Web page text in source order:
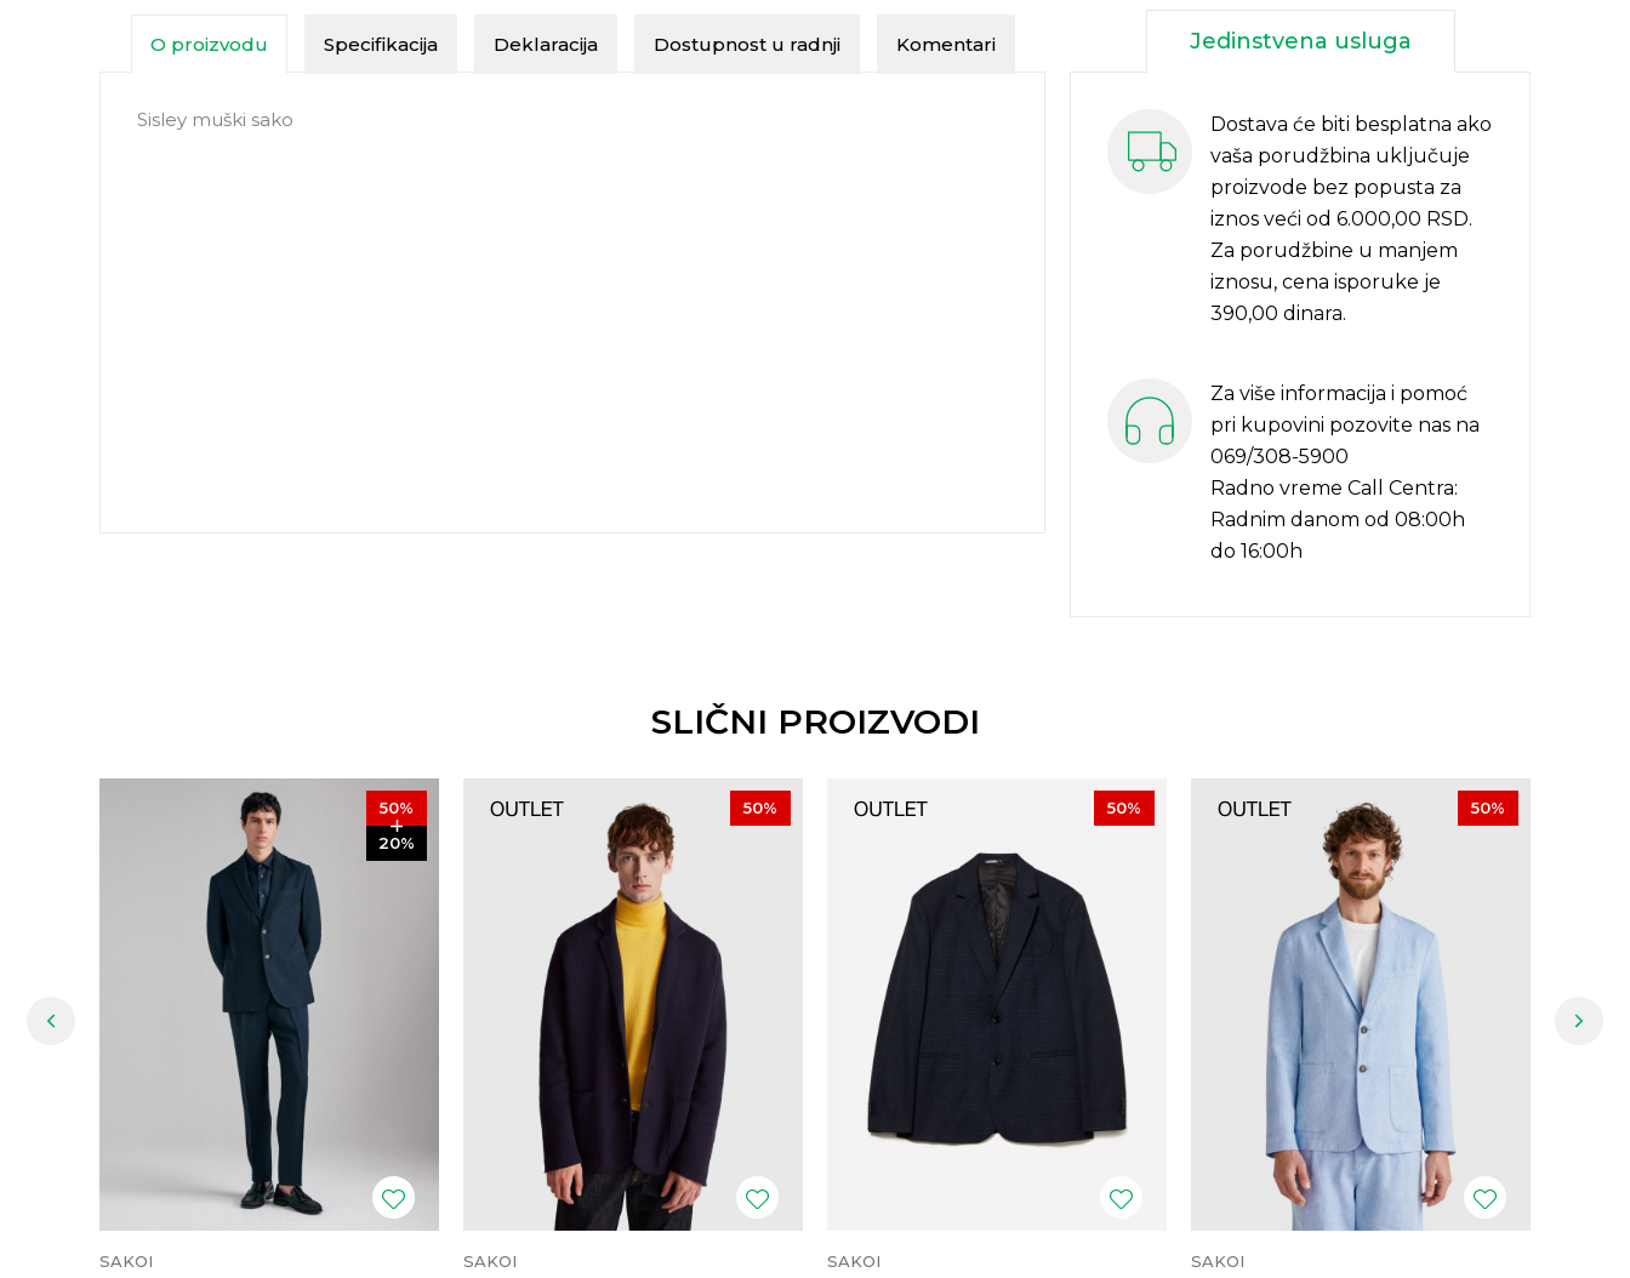
O proizvodu Specifikacija Deklaracija Dostupnost u radnji Komentari
Sisley muški sako
Jedinstvena usluga
Dostava će biti besplatna ako
vaša porudžbina uključuje
proizvode bez popusta za
iznos veći od 6.000,00 RSD.
Za porudžbine u manjem
iznosu, cena isporuke je
390,00 dinara.
Za više informacija i pomoć
pri kupovini pozovite nas na
069/308-5900
Radno vreme Call Centra:
Radnim danom od 08:00h
do 16:00h
SLIČNI PROIZVODI
50%
20%
SAKOI
50%
SAKOI
50%
SAKOI
50%
SAKOI